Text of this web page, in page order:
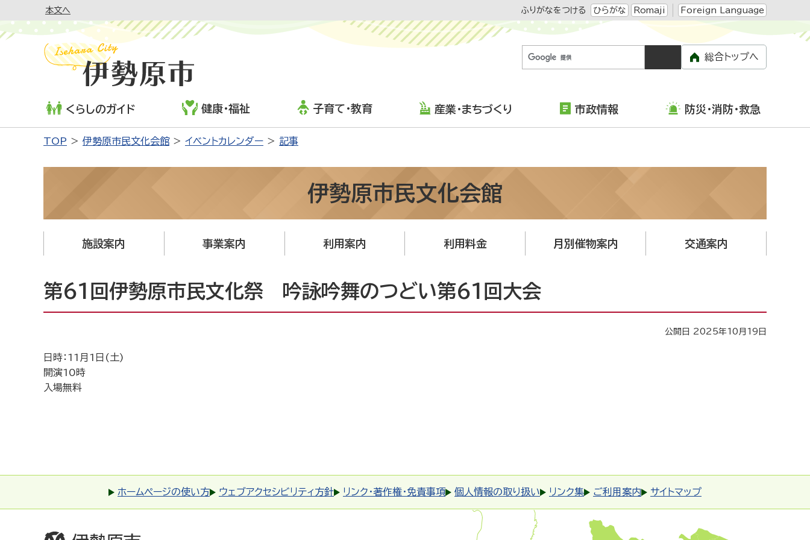
本文へ ふりがなをつける ひらがな Romaji Foreign Language
総合トップへ
くらしのガイド 健康・福祉 子育て・教育 産業・まちづくり 市政情報 防災・消防・救急
TOP 伊勢原市民文化会館 イベントカレンダー 記事
伊勢原市民文化会館
施設案内 事業案内 利用案内 利用料金 月別催物案内 交通案内
第61回伊勢原市民文化祭 吟詠吟舞のつどい第61回大会
公開日 2025年10月19日
日時：11月1日(土)
開演10時
入場無料
ホームページの使い方 ウェブアクセシビリティ方針 リンク・著作権・免責事項 個人情報の取り扱い リンク集 ご利用案内 サイトマップ